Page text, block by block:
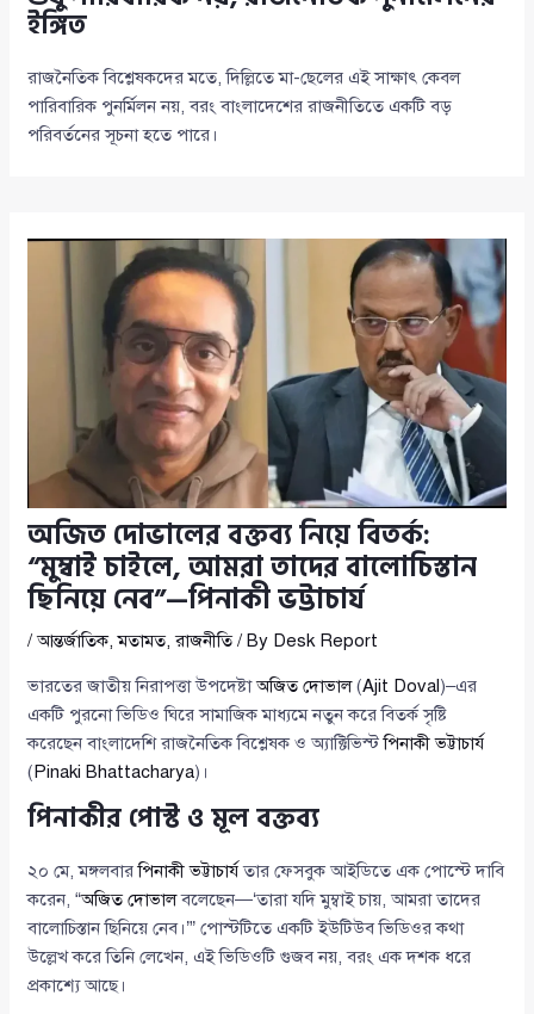
ইঙ্গিত
রাজনৈতিক বিশ্লেষকদের মতে, দিল্লিতে মা-ছেলের এই সাক্ষাৎ কেবল
পারিবারিক পুনর্মিলন নয়, বরং বাংলাদেশের রাজনীতিতে একটি বড়
পরিবর্তনের সূচনা হতে পারে।
অজিত দোভালের বক্তব্য নিয়ে বিতর্ক:
“মুম্বাই চাইলে, আমরা তাদের বালোচিস্তান
ছিনিয়ে নেব”—পিনাকী ভট্টাচার্য
/আন্তর্জাতিক,মতামত,রাজনীতি/ By Desk Report
ভারতের জাতীয় নিরাপত্তা উপদেষ্টাঅজিত দোভাল(Ajit Doval )–এর
একটি পুরনো ভিডিও ঘিরে সামাজিক মাধ্যমে নতুন করে বিতর্ক সৃষ্টি
করেছেন বাংলাদেশি রাজনৈতিক বিশ্লেষক ও অ্যাক্টিভিস্টপিনাকী ভট্টাচার্য
( Pinaki Bhattacharya)।
পিনাকীর পোস্ট ও মূল বক্তব্য
২০ মে, মঙ্গলবারপিনাকী ভট্টাচার্যতার ফেসবুক আইডিতে এক পোস্টে দাবি
করেন, “অজিত দোভালবলেছেন—‘তারা যদি মুম্বাই চায়, আমরা তাদের
বালোচিস্তান ছিনিয়ে নেব।’” পোস্টটিতে একটি ইউটিউব ভিডিওর কথা
উল্লেখ করে তিনি লেখেন, এই ভিডিওটি গুজব নয়, বরং এক দশক ধরে
প্রকাশ্যে আছে।